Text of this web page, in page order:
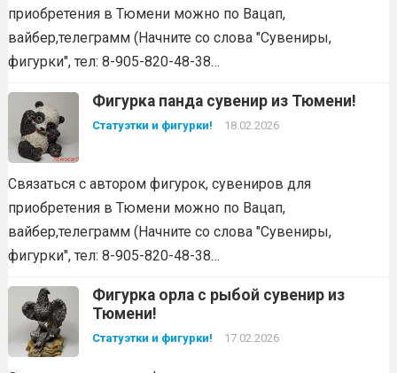
приобретения в Тюмени можно по Вацап,
вайбер,телеграмм (Начните со слова "Сувениры,
фигурки", тел: 8-905-820-48-38…
Фигурка панда сувенир из Тюмени!
Статуэтки и фигурки! 18.02.2026
Связаться с автором фигурок, сувениров для
приобретения в Тюмени можно по Вацап,
вайбер,телеграмм (Начните со слова "Сувениры,
фигурки", тел: 8-905-820-48-38…
Фигурка орла с рыбой сувенир из
Тюмени!
Статуэтки и фигурки! 17.02.2026